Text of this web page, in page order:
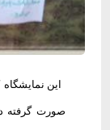
این
صورت گرفته